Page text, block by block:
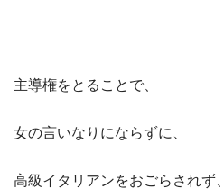
主導権をとることで、
女の言いなりにならずに、
高級イタリアンをおごらされず、